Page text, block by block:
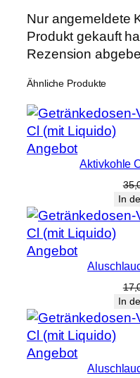
m
³
/
1
6
0
m
m
a
s
c
e
n
g
Nur angemeldete
Produkt gekauft
Rezension
Ähnliche Produkte
AngebotProdukt
im
Angebot
Aktivkohle
In
AngebotProdukt
im
Angebot
In
AngebotProdukt
im